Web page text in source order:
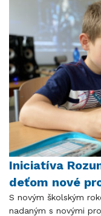
Iniciatíva
deťom nové
S novým školským
nadaným s novými